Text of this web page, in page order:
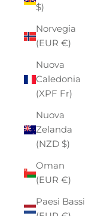
$)
Norvegia
(EUR €)
Nuova
Caledonia
(XPF Fr)
Nuova
Zelanda
(NZD $)
Oman
(EUR €)
Paesi Bassi